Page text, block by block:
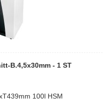
B.4,5x30mm - 1 ST
100l HSM